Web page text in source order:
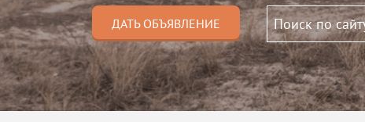
ДАТЬ ОБЪЯВЛЕНИЕ